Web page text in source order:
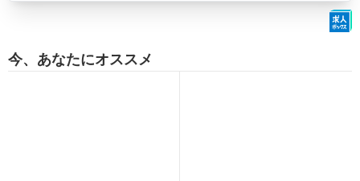
今、あなたにオススメ